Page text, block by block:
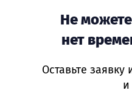
Не
нет
Оставьте
и